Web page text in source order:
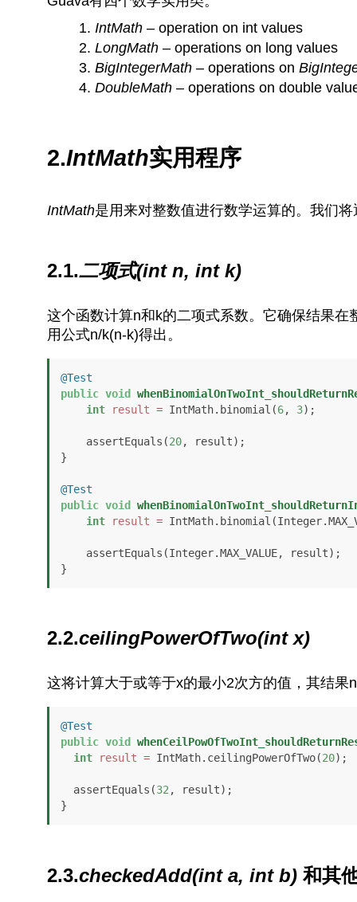
IntMath– operation on int values
LongMath– operations on long values
BigIntegerMath– operations on
DoubleMath– operations on double
2.IntMath实用程序
IntMath是用来对整数值进行数学运算的。我们
2.1.二项式(int n, int k)
这个函数计算n和k的二项式系数。它确保结果在
用公式n/k(n-k)得出。
@Test
public void
int
result = IntMath.binomial(6, 3);
    assertEquals(
20, result);
}
@Test
public void
int
result =
}
2.2.ceilingPowerOfTwo(int x)
这将计算大于或等于x的最小2次方的值，其结果
@Test
public void
int
result = IntMath.ceilingPowerOfTwo(20);
  assertEquals(
32, result);
}
2.3.checkedAdd(int a, int b) 和其